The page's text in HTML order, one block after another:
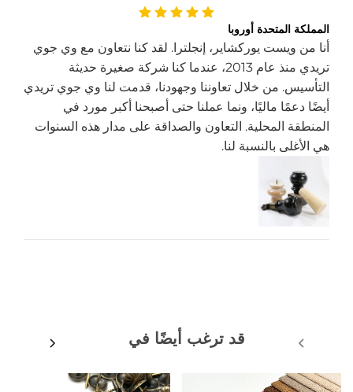
المملكة المتحدة أوروبا
أنا من ويست يوركشاير، إنجلترا. لقد كنا نتعاون مع وي جوي
تريدي منذ عام 2013، عندما كنا شركة صغيرة حديثة
التأسيس. من خلال تعاوننا وجهودنا، قدمت لنا وي جوي تريدي
أيضًا دعمًا ماليًا، ونما عملنا حتى أصبحنا أكبر مورد في
المنطقة المحلية. التعاون والصداقة على مدار هذه السنوات
هي الأغلى بالنسبة لنا.
قد ترغب أيضًا في